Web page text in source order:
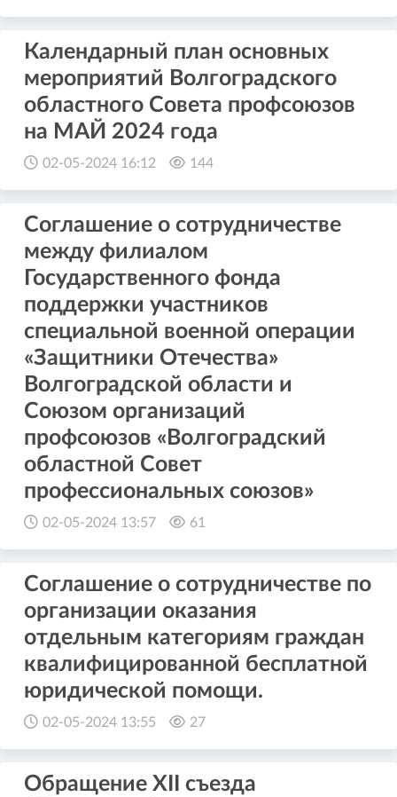
Календарный план основных
мероприятий Волгоградского
областного Совета профсоюзов
на МАЙ 2024 года
02-05-2024 16:12 144
Соглашение о сотрудничестве
между филиалом
Государственного фонда
поддержки участников
специальной военной операции
«Защитники Отечества»
Волгоградской области и
Союзом организаций
профсоюзов «Волгоградский
областной Совет
профессиональных союзов»
02-05-2024 13:57 61
Соглашение о сотрудничестве по
организации оказания
отдельным категориям граждан
квалифицированной бесплатной
юридической помощи.
02-05-2024 13:55 27
Обращение XII съезда